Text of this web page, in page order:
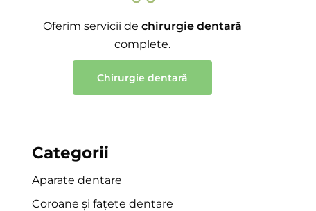
Oferim servicii dechirurgie dentară
complete.
Chirurgie dentară
Categorii
Aparate dentare
Coroane și fațete dentare